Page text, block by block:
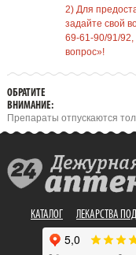
2) Для
задайте свой
69-61-90/91/
вопрос»!
ОБРАТИТЕ
ВНИМАНИЕ:
Препараты отпускаются
КАТАЛОГ ЛЕКАРСТВА